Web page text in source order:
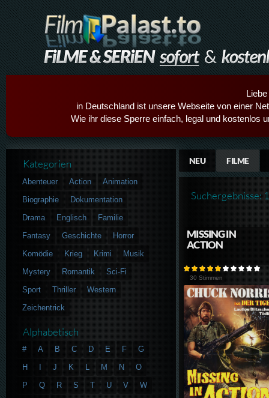
in Deutschland ist unsere Webseite von einer
Wie ihr diese Sperre einfach, legal und kostenlos
NEU FILME
Suchergebnisse:
MISSING IN
ACTION
30 Stimmen
Kategorien
Abenteuer Action
Animation
Biographie
Dokumentation
Drama
Englisch
Familie
Fantasy
Geschichte
Horror
Komödie
Krieg Krimi
Musik
Mystery
Romantik
Sci-Fi
Sport
Thriller
Western
Zeichentrick
Alphabetisch
# A B C D E F
G
H
J K L M N
O
P
Q R S T U V
W